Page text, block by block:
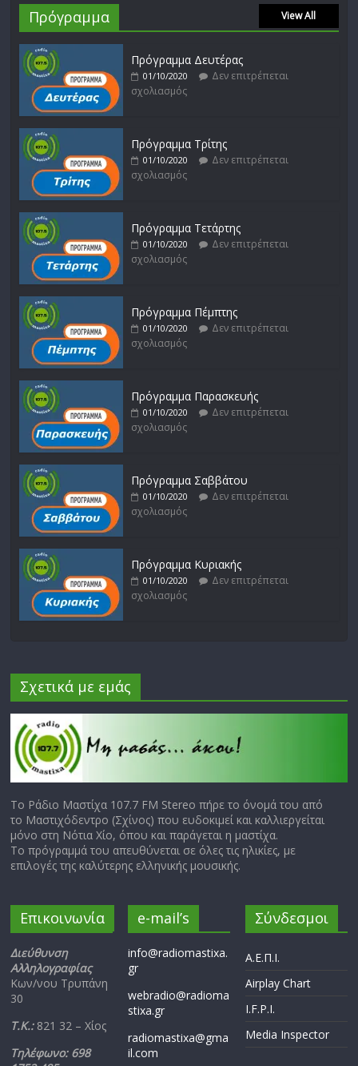
Πρόγραμμα View All
Πρόγραμμα Δευτέρας
01/10/2020
Δεν επιτρέπεται
σχολιασμός
Πρόγραμμα Τρίτης
01/10/2020
Δεν επιτρέπεται
σχολιασμός
Πρόγραμμα Τετάρτης
01/10/2020
Δεν επιτρέπεται
σχολιασμός
Πρόγραμμα Πέμπτης
01/10/2020
Δεν επιτρέπεται
σχολιασμός
Πρόγραμμα Παρασκευής
01/10/2020
Δεν επιτρέπεται
σχολιασμός
Πρόγραμμα Σαββάτου
01/10/2020
Δεν επιτρέπεται
σχολιασμός
Πρόγραμμα Κυριακής
01/10/2020
Δεν επιτρέπεται
σχολιασμός
Σχετικά με εμάς
Το Ράδιο Μαστίχα 107.7 FM Stereo πήρε το όνομά του από
το Μαστιχόδεντρο (Σχίνος) που ευδοκιμεί και καλλιεργείται
μόνο στη Νότια Χίο, όπου και παράγεται η μαστίχα.
Το πρόγραμμά του απευθύνεται σε όλες τις ηλικίες, με
επιλογές της καλύτερης ελληνικής μουσικής.
Επικοινωνία
Διεύθυνση
Αλληλογραφίας
Κων/νου Τρυπάνη
30
Τ.Κ.: 821 32 – Χίος
Τηλέφωνο: 698
e-mail’s
info@radiomastixa.
gr
webradio@radioma
stixa.gr
radiomastixa@gma
il.com
Σύνδεσμοι
Α.Ε.Π.Ι.
Airplay Chart
I.F.P.I.
Media Inspector